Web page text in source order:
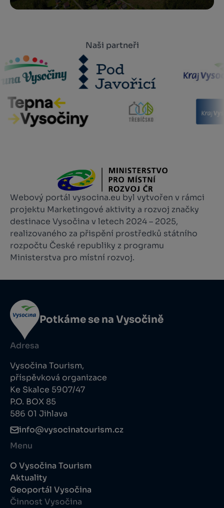
Naši partneři
Webový portál vysocina.eu byl vytvořen v rámci
projektu Marketingové aktivity a rozvoj značky
destinace Vysočina v letech 2024 – 2025,
realizovaného za přispění prostředků státního
rozpočtu České republiky z programu
Ministerstva pro místní rozvoj.
Potkáme se na Vysočině
Adresa
Vysočina Tourism,
příspěvková organizace
Ke Skalce 5907/47
P.O. BOX 85
586 01 Jihlava
info@vysocinatourism.cz
Menu
O Vysočina Tourism
Aktuality
Geoportál Vysočina
Činnost Vysočina